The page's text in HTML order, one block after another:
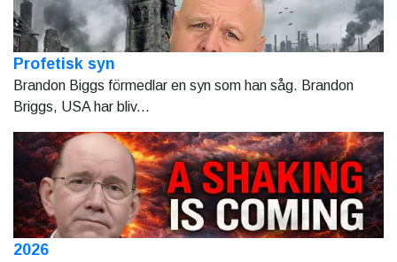
Profetisk syn
Brandon Biggs förmedlar en syn som han såg. Brandon
Briggs, USA har bliv...
2026